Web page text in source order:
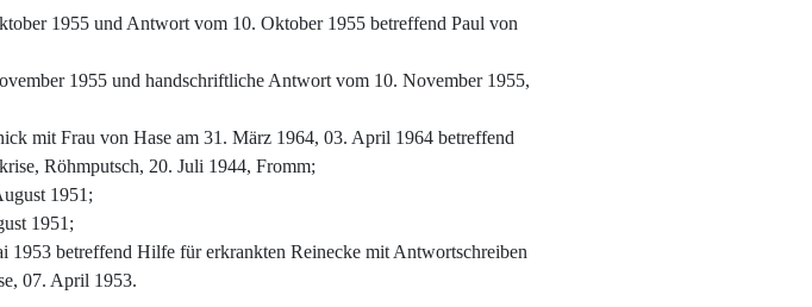
1955 und Antwort vom 10. Oktober 1955 betreffend Paul von
1955 und handschriftliche Antwort vom 10. November 1955,
mit Frau von Hase am 31. März 1964, 03. April 1964 betreffend
Röhmputsch, 20. Juli 1944, Fromm;
1951;
1951;
1953 betreffend Hilfe für erkrankten Reinecke mit Antwortschreiben
07. April 1953.